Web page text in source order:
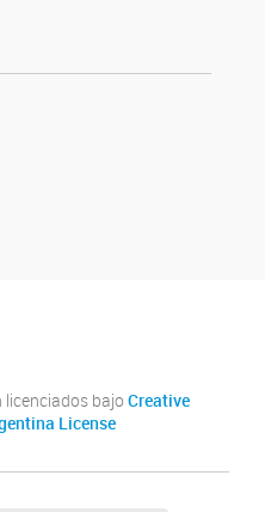
licenciados bajo Creative
License